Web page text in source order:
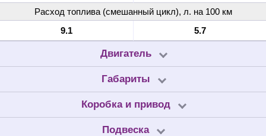
Расход топлива (смешанный цикл), л. на 100 км
9.1
5.7
Двигатель
Габариты
Коробка и привод
Подвеска